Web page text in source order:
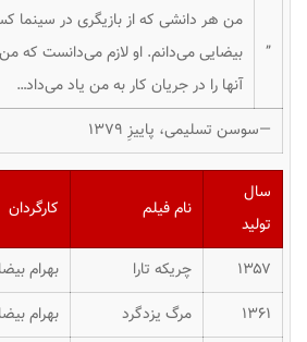
”
من هر دانشی که از بازیگری در سینما
بیضایی می‌دانم. او لازم می‌دانست که
آنها را در جریان کار به من یاد می‌داد…
—سوسن تسلیمی، پاییزِ ۱۳۷۹
سال
تولید
نام فیلم کارگردان
۱۳۵۷ چریکه تارا بهرام
۱۳۶۱
مرگ یزدگرد بهرام